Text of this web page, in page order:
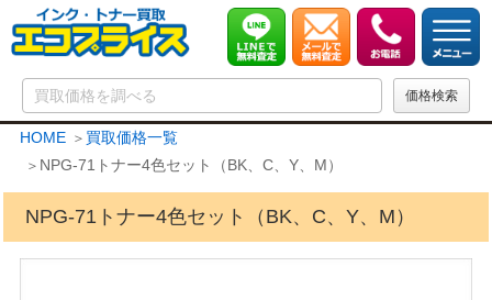
HOME
買取価格一覧
NPG-71トナー4色セット（BK、C、Y、M）
NPG-71トナー4色セット（BK、C、Y、M）